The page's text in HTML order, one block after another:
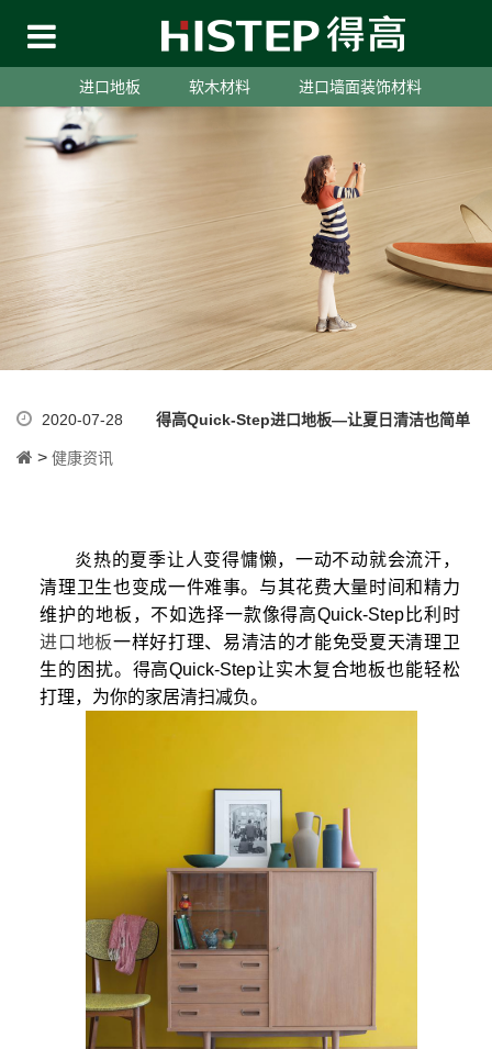
进口地板 软木材料 进口墙面装饰材料
2020-07-28 得高Quick-Step进口地板—让夏日清洁也简单
> 健康资讯
炎热的夏季让人变得慵懒，一动不动就会流汗，
清理卫生也变成一件难事。 与其花费大量时间和精力
维护的地板， 不如选择一款像得高Quick-Step 比利时
进口地板一样好打理、易清洁的才能免受夏天清理卫
生的困扰。得高Quick-Step让实木复合地板也能轻松
打理，为你的家居清扫减负。